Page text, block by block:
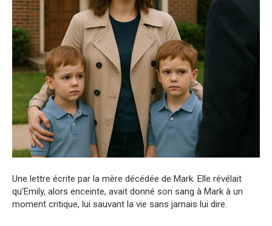
Une lettre écrite par la mère décédée de Mark. Elle révélait
qu’Emily, alors enceinte, avait donné son sang à Mark à un
moment critique, lui sauvant la vie sans jamais lui dire.